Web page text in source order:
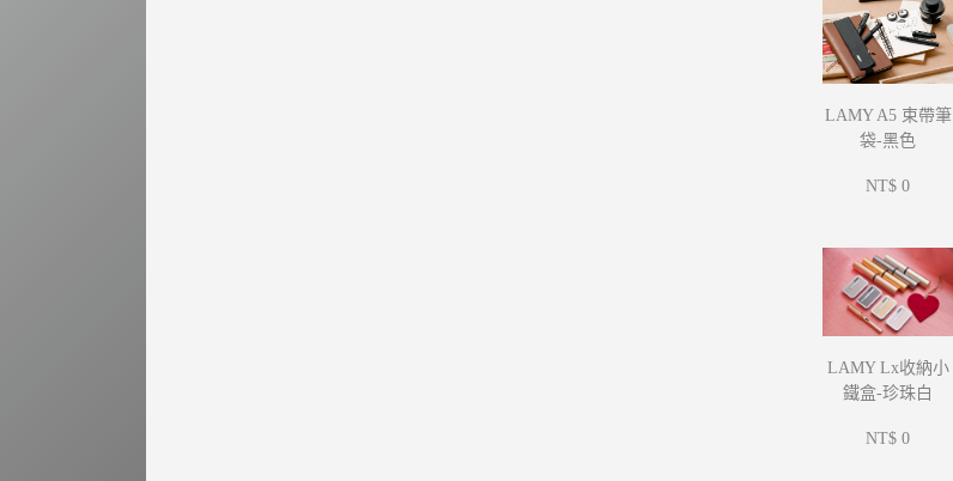
LAMY A5 束帶筆
袋-黑色
NT$ 0
LAMY Lx收納小
鐵盒-珍珠白
NT$ 0